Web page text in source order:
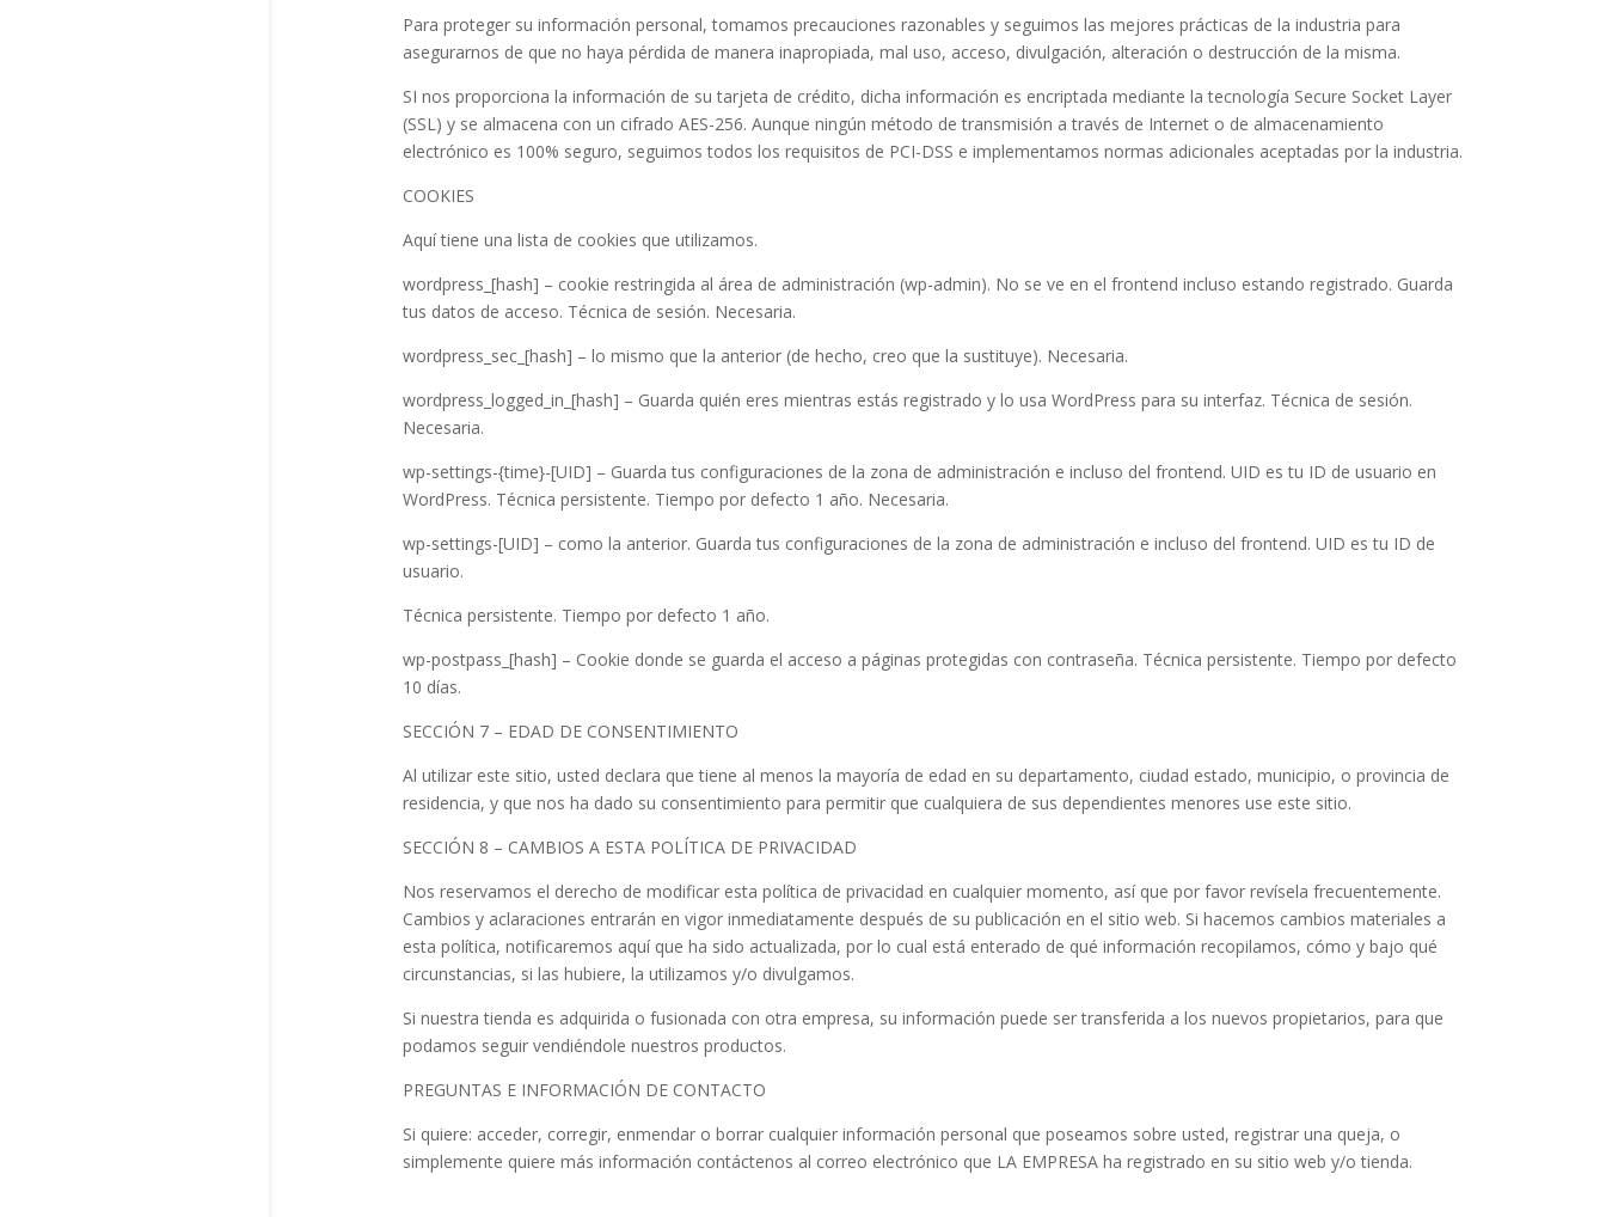
Para proteger su información personal, tomamos precauciones razonables y seguimos las mejores prácticas de la industria para
asegurarnos de que no haya pérdida de manera inapropiada, mal uso, acceso, divulgación, alteración o destrucción de la misma.
SI nos proporciona la información de su tarjeta de crédito, dicha información es encriptada mediante la tecnología Secure Socket Layer
(SSL) y se almacena con un cifrado AES-256. Aunque ningún método de transmisión a través de Internet o de almacenamiento
electrónico es 100% seguro, seguimos todos los requisitos de PCI-DSS e implementamos normas adicionales aceptadas por la industria.
COOKIES
Aquí tiene una lista de cookies que utilizamos.
wordpress_[hash] – cookie restringida al área de administración (wp-admin). No se ve en el frontend incluso estando registrado. Guarda
tus datos de acceso. Técnica de sesión. Necesaria.
wordpress_sec_[hash] – lo mismo que la anterior (de hecho, creo que la sustituye). Necesaria.
wordpress_logged_in_[hash] – Guarda quién eres mientras estás registrado y lo usa WordPress para su interfaz. Técnica de sesión.
Necesaria.
wp-settings-{time}-[UID] – Guarda tus configuraciones de la zona de administración e incluso del frontend. UID es tu ID de usuario en
WordPress. Técnica persistente. Tiempo por defecto 1 año. Necesaria.
wp-settings-[UID] – como la anterior. Guarda tus configuraciones de la zona de administración e incluso del frontend. UID es tu ID de
usuario.
Técnica persistente. Tiempo por defecto 1 año.
wp-postpass_[hash] – Cookie donde se guarda el acceso a páginas protegidas con contraseña. Técnica persistente. Tiempo por defecto
10 días.
SECCIÓN 7 – EDAD DE CONSENTIMIENTO
Al utilizar este sitio, usted declara que tiene al menos la mayoría de edad en su departamento, ciudad estado, municipio, o provincia de
residencia, y que nos ha dado su consentimiento para permitir que cualquiera de sus dependientes menores use este sitio.
SECCIÓN 8 – CAMBIOS A ESTA POLÍTICA DE PRIVACIDAD
Nos reservamos el derecho de modificar esta política de privacidad en cualquier momento, así que por favor revísela frecuentemente.
Cambios y aclaraciones entrarán en vigor inmediatamente después de su publicación en el sitio web. Si hacemos cambios materiales a
esta política, notificaremos aquí que ha sido actualizada, por lo cual está enterado de qué información recopilamos, cómo y bajo qué
circunstancias, si las hubiere, la utilizamos y/o divulgamos.
Si nuestra tienda es adquirida o fusionada con otra empresa, su información puede ser transferida a los nuevos propietarios, para que
podamos seguir vendiéndole nuestros productos.
PREGUNTAS E INFORMACIÓN DE CONTACTO
Si quiere: acceder, corregir, enmendar o borrar cualquier información personal que poseamos sobre usted, registrar una queja, o
simplemente quiere más información contáctenos al correo electrónico que LA EMPRESA ha registrado en su sitio web y/o tienda.